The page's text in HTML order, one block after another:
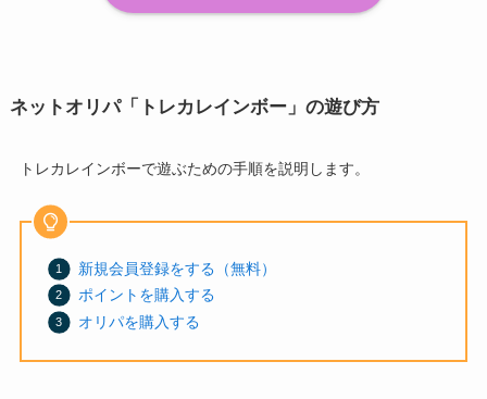
ネットオリパ「トレカレインボー」の遊び方
トレカレインボーで遊ぶための手順を説明します。
新規会員登録をする（無料）
ポイントを購入する
オリパを購入する